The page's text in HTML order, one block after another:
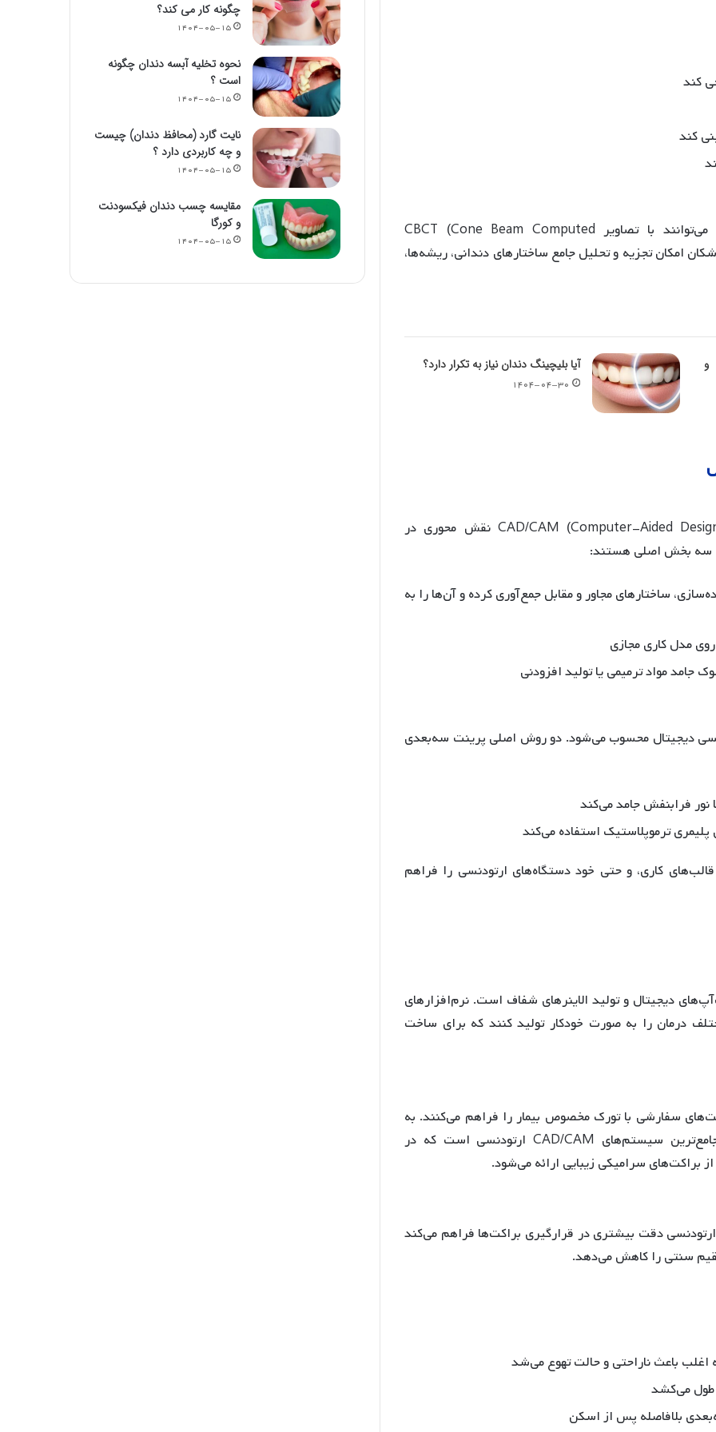
کند
کند
برای درمان‌های پیچیده، اسکن‌های داخل دهانی می‌توانند با تصاویر CBCT (Cone Beam Computed
امکان تجزیه و تحلیل جامع ساختارهای دندانی، ریشه‌ها،
و آیا بلیچینگ دندان نیاز به تکرار دارد؟
۱۴۰۴-۰۴-۳۰
تکنولوژی CAD/CAM (Computer-Aided Design/Computer-Aided Manufacturing) نقش محوری در
سه بخش اصلی هستند:
ساختارهای مجاور و مقابل جمع‌آوری کرده و آن‌ها را به
مدل کاری مجازی
جامد مواد ترمیمی یا تولید افزودنی
دیجیتال محسوب می‌شود. دو روش اصلی پرینت سه‌بعدی
نور فرابنفش جامد می‌کند
ترموپلاستیک استفاده می‌کند
کاری، و حتی خود دستگاه‌های ارتودنسی را فراهم
دیجیتال و تولید الاینرهای شفاف است. نرم‌افزارهای
درمان را به صورت خودکار تولید کنند که برای ساخت
. به
عنوان مثال، سیستم Ormco Insignia یکی از جامع‌ترین سیستم‌های CAD/CAM ارتودنسی است که در
.
دقت بیشتری در قرارگیری براکت‌ها فراهم می‌کند
سنتی را کاهش می‌دهد.
باعث ناراحتی و حالت تهوع می‌شد
طول می‌کشد
بلافاصله پس از اسکن
چگونه کار می کند؟
۱۴۰۴-۰۵-۱۵
نحوه تخلیه آبسه دندان چگونه
است ؟
۱۴۰۴-۰۵-۱۵
نایت گارد (محافظ دندان) چیست
و چه کاربردی دارد ؟
۱۴۰۴-۰۵-۱۵
مقایسه چسب دندان فیکسودنت
و کورگا
۱۴۰۴-۰۵-۱۵